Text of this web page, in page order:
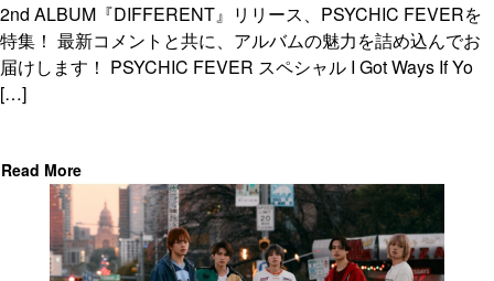
2nd ALBUM『DIFFERENT』リリース、PSYCHIC FEVERを
特集！ 最新コメントと共に、アルバムの魅力を詰め込んでお
届けします！ PSYCHIC FEVER スペシャル I Got Ways If Yo
[…]
Read More